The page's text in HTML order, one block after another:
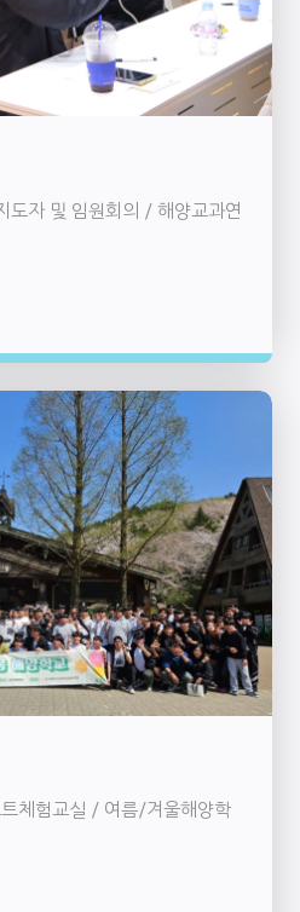
도자 및 임원회의 / 해양교과연
체험교실 / 여름/겨울해양학